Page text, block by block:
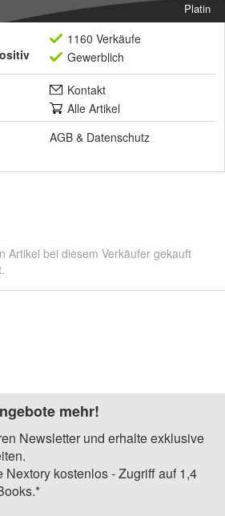
Platin
1160 Verkäufe
Gewerblich
Kontakt
Alle Artikel
AGB & Datenschutz
Artikel bei diesem Verkäufer gekauft
mehr!
Newsletter und erhalte exklusive
Nextory kostenlos - Zugriff auf 1,4